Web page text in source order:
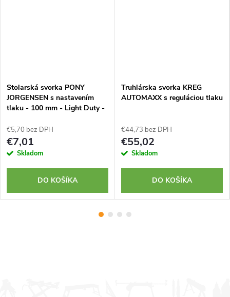
Stolarská svorka PONY
JORGENSEN s nastavením
tlaku - 100 mm - Light Duty -
€5,70 bez DPH
€7,01
Skladom
DO KOŠÍKA
Truhlárska svorka KREG
AUTOMAXX s reguláciou tlaku
€44,73 bez DPH
€55,02
Skladom
DO KOŠÍKA